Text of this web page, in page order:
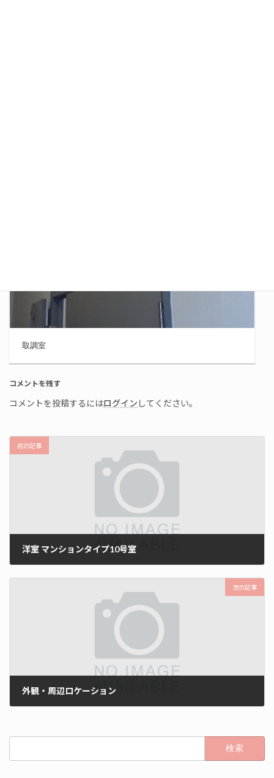
取調室
コメントを残す
コメントを投稿するにはログイン してください。
前の記事
洋室 マンションタイプ10号室
次の記事
外観・周辺ロケーション